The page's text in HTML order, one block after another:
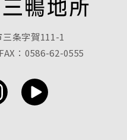
条字賀111-1
FAX：0586-62-0555